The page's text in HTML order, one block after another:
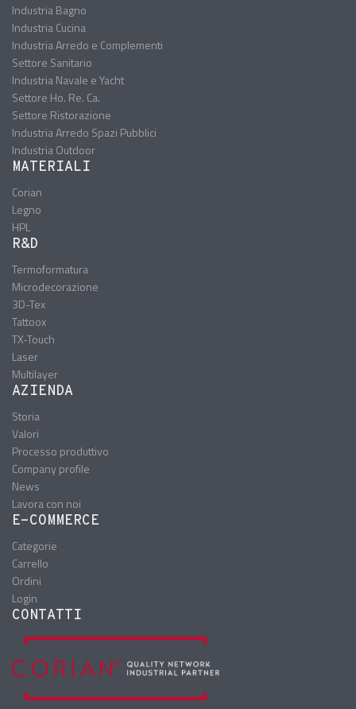
Industria Bagno
Industria Cucina
Industria Arredo e Complementi
Settore Sanitario
Industria Navale e Yacht
Settore Ho. Re. Ca.
Settore Ristorazione
Industria Arredo Spazi Pubblici
Industria Outdoor
MATERIALI
Corian
Legno
HPL
R&D
Termoformatura
Microdecorazione
3D-Tex
Tattoox
TX-Touch
Laser
Multilayer
AZIENDA
Storia
Valori
Processo produttivo
Company profile
News
Lavora con noi
E-COMMERCE
Categorie
Carrello
Ordini
Login
CONTATTI